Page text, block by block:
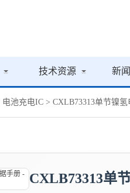
技术资源 新
电池充电IC > CXLB73313单节镍
CXLB73313单